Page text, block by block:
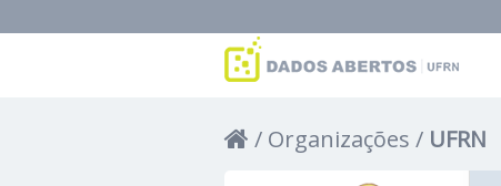
Organizações UFRN